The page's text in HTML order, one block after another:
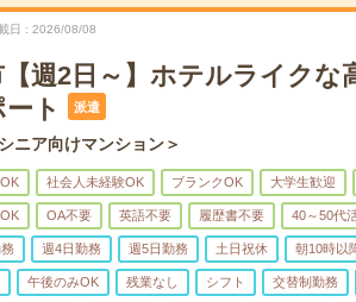
日 2026/08/08
週2日～】ホテルライクな
ト
派遣
ニア向けマンション＞
社会人未経験OK ブランクOK 大学生歓迎
OA不要 英語不要 履歴書不要 40～50代
週4日勤務 週5日勤務 土日祝休 朝10時以
午後のみOK 残業なし シフト 交替制勤務